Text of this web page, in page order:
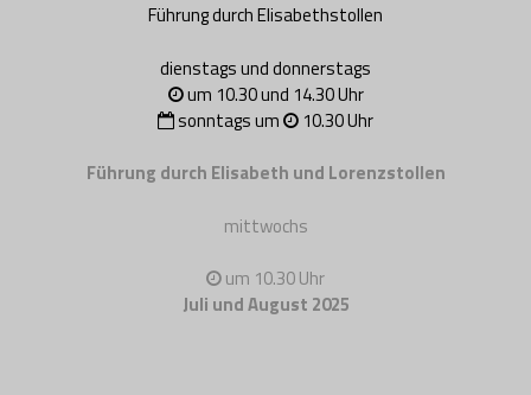
Führung durch Elisabethstollen
dienstags und donnerstags
um 10.30 und 14.30 Uhr
sonntags um
10.30 Uhr
Führung durch Elisabeth und Lorenzstollen
mittwochs
um 10.30 Uhr
Juli und August 2025